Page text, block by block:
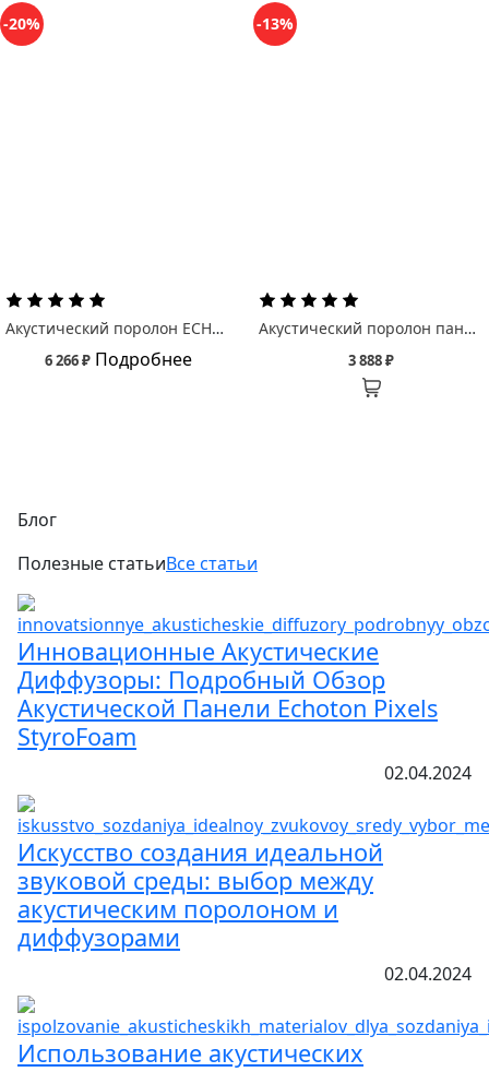
-20%
Акустический поролон ECHOTON Бас ловушка Ткань/ BassTrap Fabric
6 266 ₽ Подробнее
-13%
Акустический поролон панель Echoton Паломар/ Palomar
3 888 ₽
Блог
Полезные статьиВсе статьи
Инновационные Акустические
Диффузоры: Подробный Обзор
Акустической Панели Echoton Pixels
StyroFoam
02.04.2024
Искусство создания идеальной
звуковой среды: выбор между
акустическим поролоном и
диффузорами
02.04.2024
Использование акустических